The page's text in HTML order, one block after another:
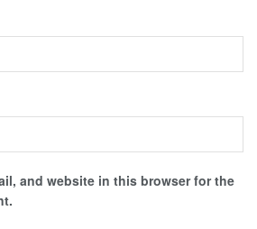
and website in this browser for the